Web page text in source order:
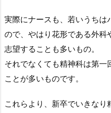
実際にナースも、若いうちは
ので、やはり花形である外科
志望することも多いもの。
それでなくても精神科は第一
ことが多いものです。
これらより、新卒でいきな